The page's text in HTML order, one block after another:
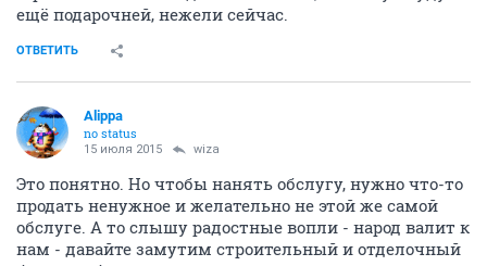
ещё подарочней, нежели сейчас.
ОТВЕТИТЬ
Alippa
no status
15 июля 2015 wiza
Это понятно. Но чтобы нанять обслугу, нужно что-то
продать ненужное и желательно не этой же самой
обслуге. А то слышу радостные вопли - народ валит к
нам - давайте замутим строительный и отделочный